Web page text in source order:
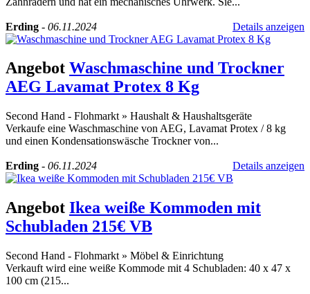
Erding - 06.11.2024 Details anzeigen
Angebot Waschmaschine und Trockner
AEG Lavamat Protex 8 Kg
Second Hand - Flohmarkt » Haushalt & Haushaltsgeräte
Verkaufe eine Waschmaschine von AEG, Lavamat Protex / 8 kg
und einen Kondensationswäsche Trockner von...
Erding - 06.11.2024 Details anzeigen
Angebot Ikea weiße Kommoden mit
Schubladen 215€ VB
Second Hand - Flohmarkt » Möbel & Einrichtung
Verkauft wird eine weiße Kommode mit 4 Schubladen: 40 x 47 x
100 cm (215...